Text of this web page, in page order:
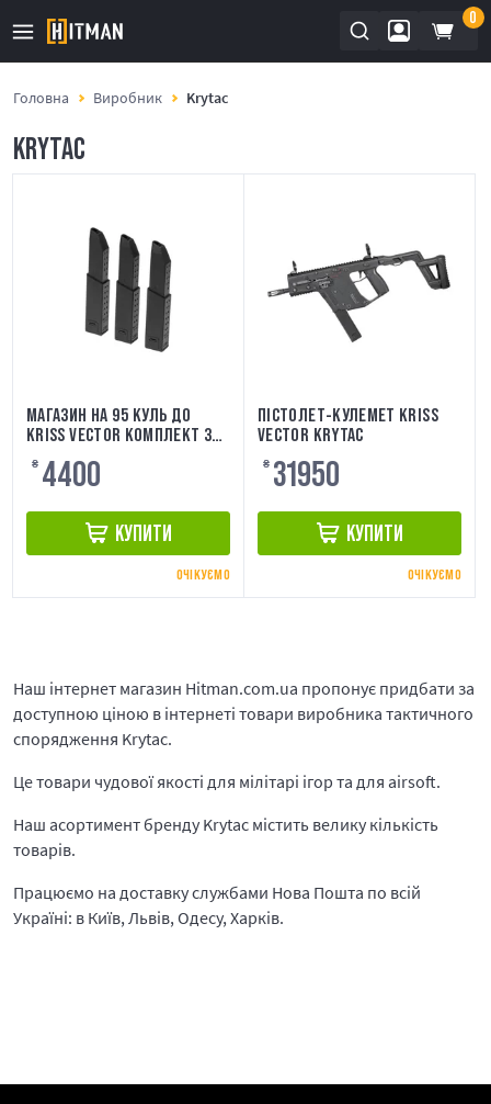
0
Головна Виробник Krytac
KRYTAC
МАГАЗИН НА 95 КУЛЬ ДО
KRISS VECTOR КОМПЛЕКТ 3
ШТ KRYTAC
₴ 4400
КУПИТИ
ОЧІКУЄМО
ПІСТОЛЕТ-КУЛЕМЕТ KRISS
VECTOR KRYTAC
₴ 31950
КУПИТИ
ОЧІКУЄМО
Наш інтернет магазин Hitman.com.ua пропонує придбати за
доступною ціною в інтернеті товари виробника тактичного
спорядження Krytac.
Це товари чудової якості для мілітарі ігор та для airsoft.
Наш асортимент бренду Krytac містить велику кількість
товарів.
Працюємо на доставку службами Нова Пошта по всій
Україні: в Київ, Львів, Одесу, Харків.